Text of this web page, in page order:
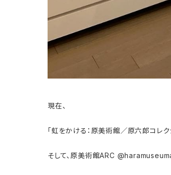
現在、
「虹をかける：原美術館／原六郎コレク
そして、原美術館ARC